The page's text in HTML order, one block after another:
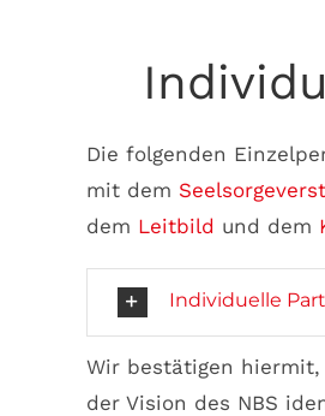
Die folgenden
mit dem
dem Leitbild und dem
Individuelle
Wir bestätigen
der Vision des NBS